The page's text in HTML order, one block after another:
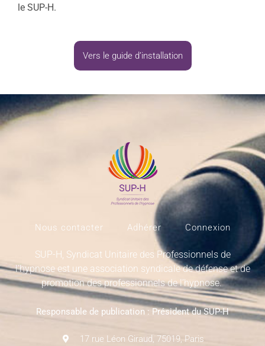
le SUP-H.
Vers le guide d’installation
Nous contacter Adhérer Connexion
SUP-H, Syndicat Unitaire des Professionnels de
l’hypnose est une association syndicale de défense et de
promotion des professionnels de l’hypnose.
Responsable de publication : Président du SUP-H
17 rue Léon Giraud, 75019, Paris